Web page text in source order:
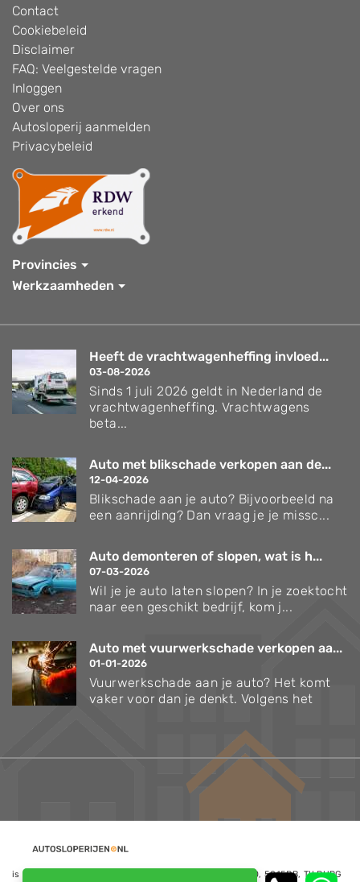
Contact
Cookiebeleid
Disclaimer
FAQ: Veelgestelde vragen
Inloggen
Over ons
Autosloperij aanmelden
Privacybeleid
Provincies
Werkzaamheden
Heeft de vrachtwagenheffing invloed...
03-08-2026
Sinds 1 juli 2026 geldt in Nederland de
vrachtwagenheffing. Vrachtwagens
beta...
Auto met blikschade verkopen aan de...
12-04-2026
Blikschade aan je auto? Bijvoorbeeld na
een aanrijding? Dan vraag je je missc...
Auto demonteren of slopen, wat is h...
07-03-2026
Wil je je auto laten slopen? In je zoektocht
naar een geschikt bedrijf, kom j...
Auto met vuurwerkschade verkopen aa...
01-01-2026
Vuurwerkschade aan je auto? Het komt
vaker voor dan je denkt. Volgens het
is een website van NoQ B.V., Kapitein Hatterasstraat 30, 5015BB, TILBURG